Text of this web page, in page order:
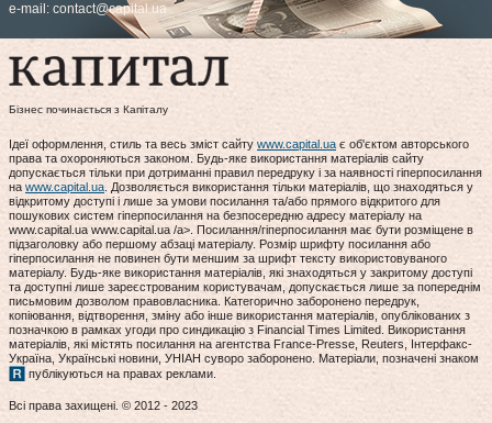
e-mail: contact@capital.ua
Бізнес починається з Капіталу
Ідеї оформлення, стиль та весь зміст сайту www.capital.uaє об'єктом авторського
права та охороняються законом. Будь-яке використання матеріалів сайту
допускається тільки при дотриманні правил передруку і за наявності гіперпосилання
на www.capital.ua. Дозволяється використання тільки матеріалів, що знаходяться у
відкритому доступі і лише за умови посилання та/або прямого відкритого для
пошукових систем гіперпосилання на безпосередню адресу матеріалу на
www.capital.ua www.capital.ua /a>. Посилання/гіперпосилання має бути розміщене в
підзаголовку або першому абзаці матеріалу. Розмір шрифту посилання або
гіперпосилання не повинен бути меншим за шрифт тексту використовуваного
матеріалу. Будь-яке використання матеріалів, які знаходяться у закритому доступі
та доступні лише зареєстрованим користувачам, допускається лише за попереднім
письмовим дозволом правовласника. Категорично заборонено передрук,
копіювання, відтворення, зміну або інше використання матеріалів, опублікованих з
позначкою в рамках угоди про синдикацію з Financial Times Limited. Використання
матеріалів, які містять посилання на агентства France-Presse, Reuters, Інтерфакс-
Україна, Українські новини, УНІАН суворо заборонено. Матеріали, позначені знаком
публікуються на правах реклами.
Всі права захищені. © 2012 - 2023